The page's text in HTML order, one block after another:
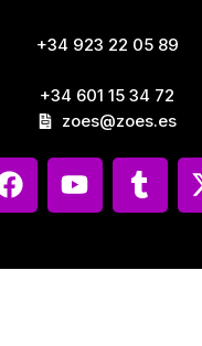
+34 923 22 05 89
+34 601 15 34 72
zoes@zoes.es